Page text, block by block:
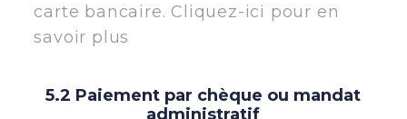
carte bancaire. Cliquez-ici pour en
savoir plus
5.2 Paiement par chèque ou mandat
administratif